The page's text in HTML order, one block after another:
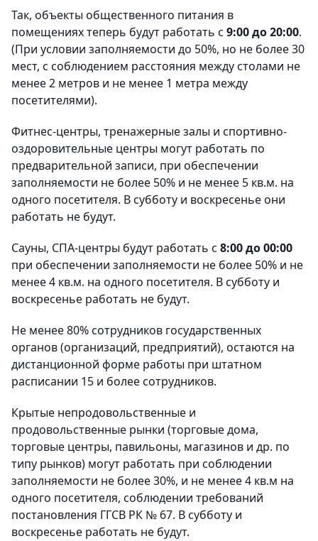
Так, объекты общественного питания в
помещениях теперь будут работать с 9:00 до 20:00.
(При условии заполняемости до 50%, но не более 30
мест, с соблюдением расстояния между столами не
менее 2 метров и не менее 1 метра между
посетителями).
Фитнес-центры, тренажерные залы и спортивно-
оздоровительные центры могут работать по
предварительной записи, при обеспечении
заполняемости не более 50% и не менее 5 кв.м. на
одного посетителя. В субботу и воскресенье они
работать не будут.
Сауны, СПА-центры будут работать с 8:00 до 00:00
при обеспечении заполняемости не более 50% и не
менее 4 кв.м. на одного посетителя. В субботу и
воскресенье работать не будут.
Не менее 80% сотрудников государственных
органов (организаций, предприятий), остаются на
дистанционной форме работы при штатном
расписании 15 и более сотрудников.
Крытые непродовольственные и
продовольственные рынки (торговые дома,
торговые центры, павильоны, магазинов и др. по
типу рынков) могут работать при соблюдении
заполняемости не более 30%, и не менее 4 кв.м на
одного посетителя, соблюдении требований
постановления ГГСВ РК № 67. В субботу и
воскресенье работать не будут.